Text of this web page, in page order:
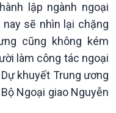
Khoa học & Công nghệ
nối công nghệ
chung với biến đổi
hậu
lập ngành ngoại
sẽ nhìn lại chặng
cũng không kém
làm công tác ngoại
khuyết Trung ương
Ngoại giao Nguyễn